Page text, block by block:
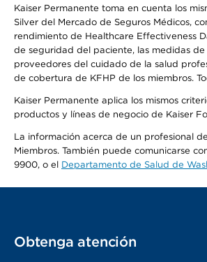
Kaiser Permanente toma en cuenta los
Silver del Mercado de Seguros Médicos,
rendimiento de Healthcare Effectiveness
de seguridad del paciente, las medidas
proveedores del cuidado de la salud
de cobertura de KFHP de los miembros.
Kaiser Permanente aplica los mismos
productos y líneas de negocio de Kaiser
La información acerca de un profesional
Miembros. También puede comunicarse
9900, o el Departamento de Salud de
Obtenga atención